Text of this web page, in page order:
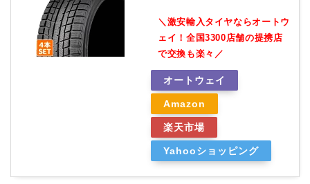
＼激安輸入タイヤならオートウ
ェイ！全国3300店舗の提携店
で交換も楽々／
オートウェイ
Amazon
楽天市場
Yahooショッピング